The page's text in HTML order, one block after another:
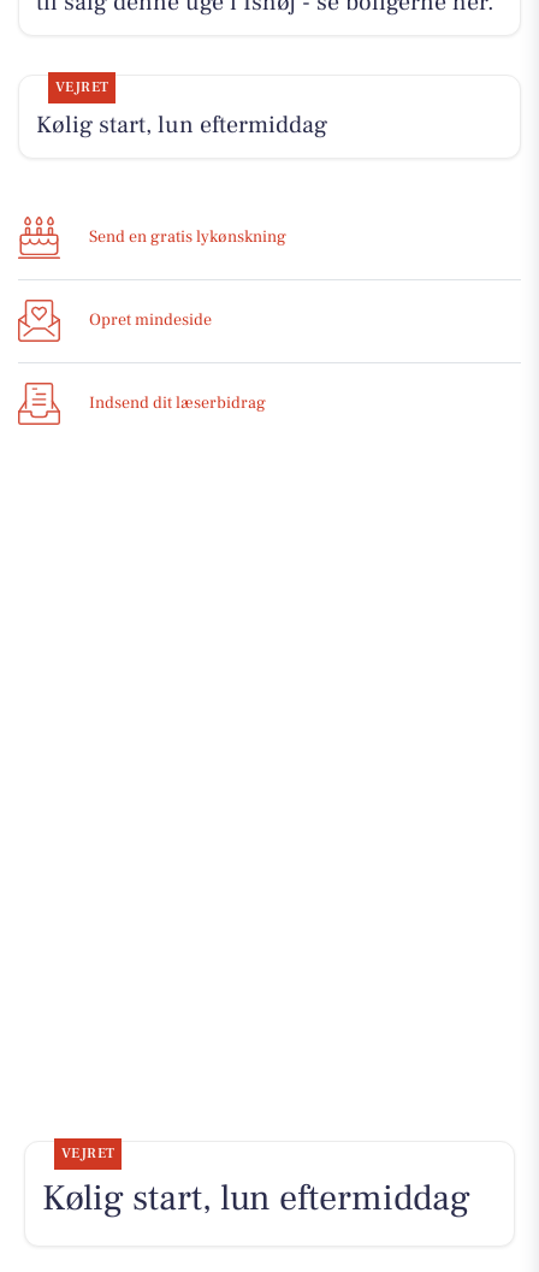
VEJRET
Kølig start, lun eftermiddag
Send en gratis lykønskning
Opret mindeside
Indsend dit læserbidrag
VEJRET
Kølig start, lun eftermiddag